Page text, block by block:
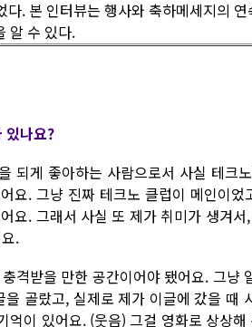
. 본 인터뷰는 행사와 축하메세지의
알 수 있다.
있나요?
되게 좋아하는 사람으로서 사실 테크
요. 그냥 진짜 테크노 클럽이 메인이었
요. 그래서 사실 또 제가 취미가 생겨
.
격받을 만한 공간이어야 됐어요. 그냥
골랐고, 실제로 제가 이글에 갔을 때
이 있어요. (웃음) 그걸 영화로 상상해